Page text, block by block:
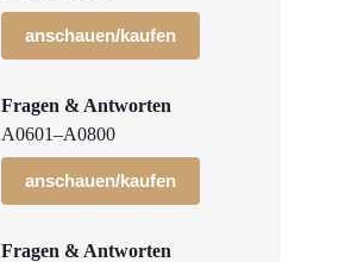
anschauen/kaufen
Fragen & Antworten
A0601–A0800
anschauen/kaufen
Fragen & Antworten